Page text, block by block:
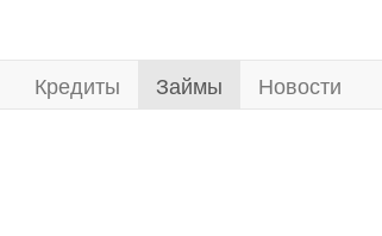
Кредиты Займы Новости